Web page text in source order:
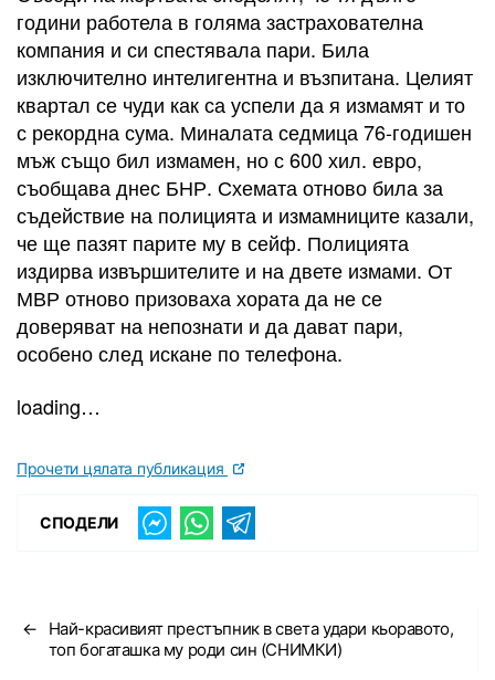
години работела в голяма застрахователна
компания и си спестявала пари. Била
изключително интелигентна и възпитана. Целият
квартал се чуди как са успели да я измамят и то
с рекордна сума. Миналата седмица 76-годишен
мъж също бил измамен, но с 600 хил. евро,
съобщава днес БНР. Схемата отново била за
съдействие на полицията и измамниците казали,
че ще пазят парите му в сейф. Полицията
издирва извършителите и на двете измами. От
МВР отново призоваха хората да не се
доверяват на непознати и да дават пари,
особено след искане по телефона.
loading…
Прочети цялата публикация
СПОДЕЛИ
←
Най-красивият престъпник в света удари кьоравото,
топ богаташка му роди син (СНИМКИ)